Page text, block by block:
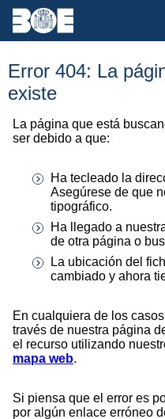
Error 404: La
existe
La página que está
ser debido a que:
Ha tecleado la
Asegúrese de que
tipográfico.
Ha llegado a
de otra página o
La ubicación del
cambiado y ahora
En cualquiera de los
través de nuestra página
el recurso utilizando
mapa web.
Si piensa que el error es
por algún enlace erróneo